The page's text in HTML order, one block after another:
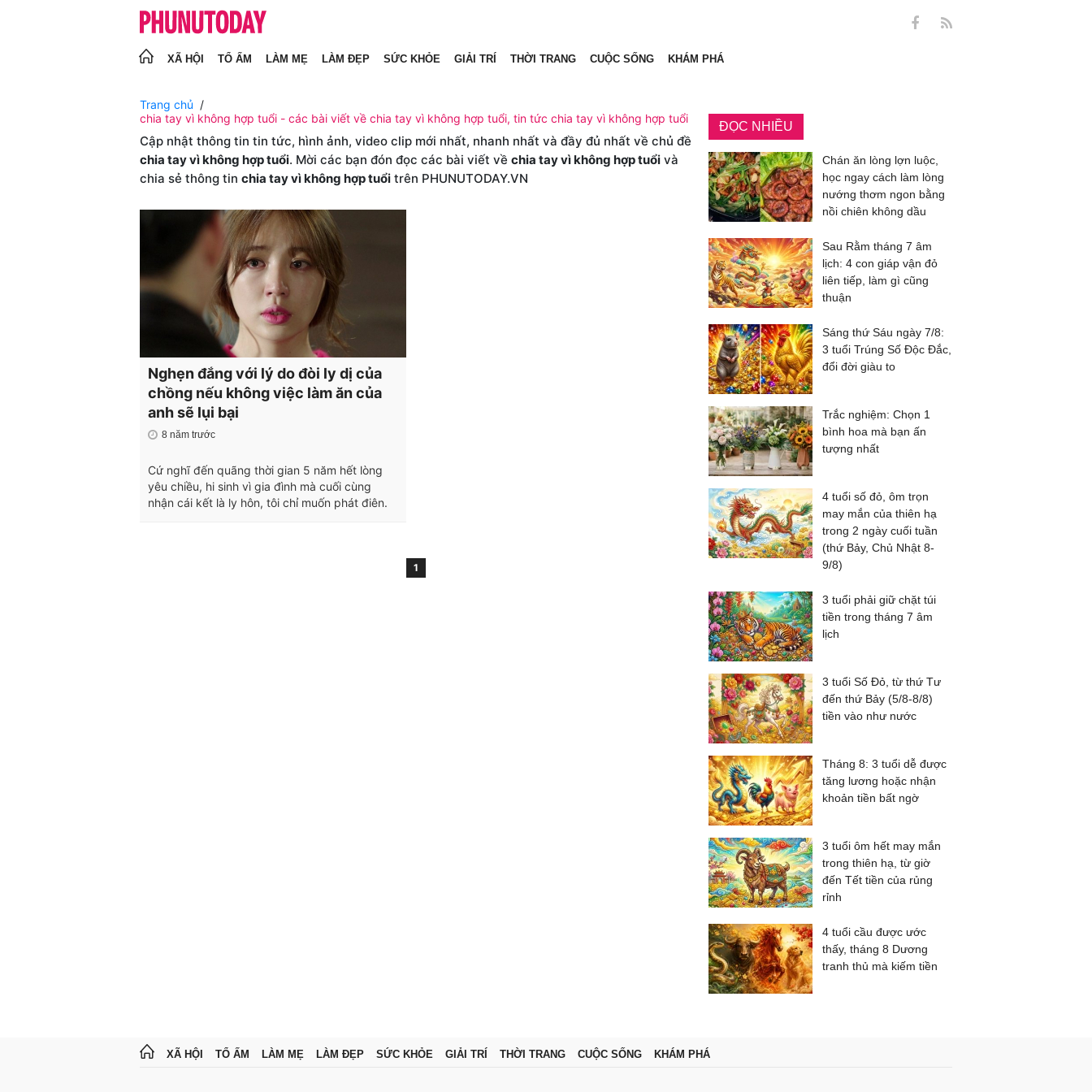
XÃ HỘI TỔ ẤM LÀM MẸ LÀM ĐẸP SỨC KHỎE GIẢI TRÍ THỜI TRANG CUỘC SỐNG KHÁM PHÁ
Trang chủ
chia tay vì không hợp tuổi - các bài viết về chia tay vì không hợp tuổi, tin tức chia tay vì không hợp tuổi
Cập nhật thông tin tin tức, hình ảnh, video clip mới nhất, nhanh nhất và đầy đủ nhất về chủ đề
chia tay vì không hợp tuổi. Mời các bạn đón đọc các bài viết về chia tay vì không hợp tuổi và
chia sẻ thông tin chia tay vì không hợp tuổi trên PHUNUTODAY.VN
Nghẹn đắng với lý do đòi ly dị của
chồng nếu không việc làm ăn của
anh sẽ lụi bại
8 năm trước
Cứ nghĩ đến quãng thời gian 5 năm hết lòng
yêu chiều, hi sinh vì gia đình mà cuối cùng
nhận cái kết là ly hôn, tôi chỉ muốn phát điên.
1
ĐỌC NHIỀU
Chán ăn lòng lợn luộc,
học ngay cách làm lòng
nướng thơm ngon bằng
nồi chiên không dầu
Sau Rằm tháng 7 âm
lịch: 4 con giáp vận đỏ
liên tiếp, làm gì cũng
thuận
Sáng thứ Sáu ngày 7/8:
3 tuổi Trúng Số Độc Đắc,
đổi đời giàu to
Trắc nghiệm: Chọn 1
bình hoa mà bạn ấn
tượng nhất
4 tuổi số đỏ, ôm trọn
may mắn của thiên hạ
trong 2 ngày cuối tuần
(thứ Bảy, Chủ Nhật 8-
9/8)
3 tuổi phải giữ chặt túi
tiền trong tháng 7 âm
lịch
3 tuổi Số Đỏ, từ thứ Tư
đến thứ Bảy (5/8-8/8)
tiền vào như nước
Tháng 8: 3 tuổi dễ được
tăng lương hoặc nhận
khoản tiền bất ngờ
3 tuổi ôm hết may mắn
trong thiên hạ, từ giờ
đến Tết tiền của rủng
rỉnh
4 tuổi cầu được ước
thấy, tháng 8 Dương
tranh thủ mà kiếm tiền
XÃ HỘI TỔ ẤM LÀM MẸ LÀM ĐẸP SỨC KHỎE GIẢI TRÍ THỜI TRANG CUỘC SỐNG KHÁM PHÁ